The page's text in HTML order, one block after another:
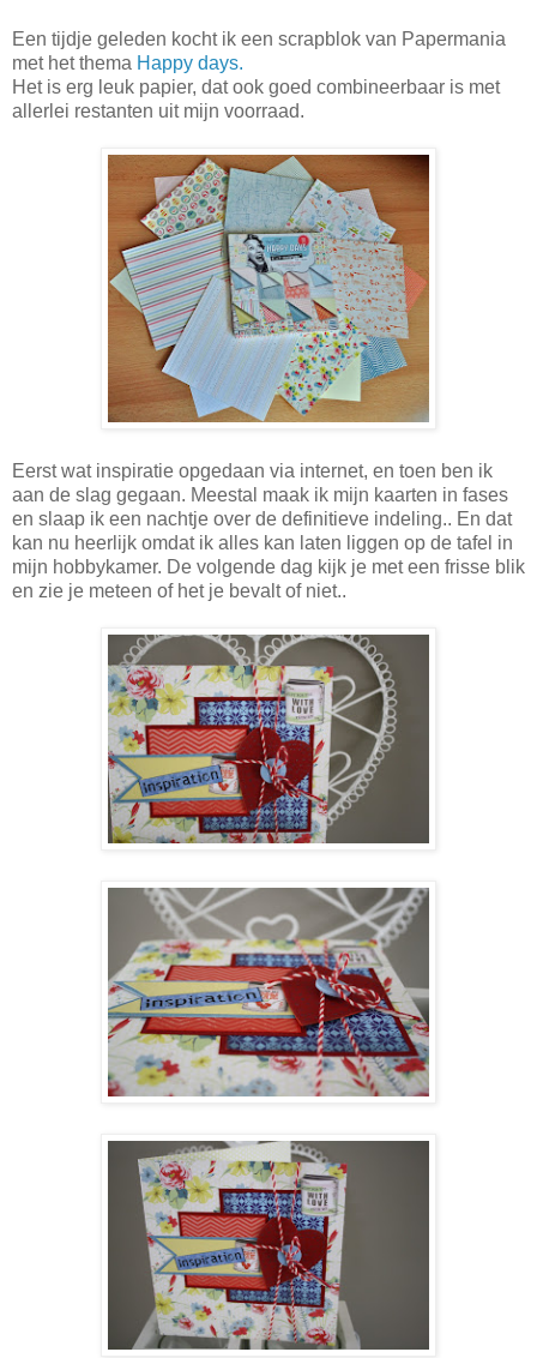
Een tijdje geleden kocht ik een scrapblok van Papermania
met het thema Happy days.
Het is erg leuk papier, dat ook goed combineerbaar is met
allerlei restanten uit mijn voorraad.
Eerst wat inspiratie opgedaan via internet, en toen ben ik
aan de slag gegaan. Meestal maak ik mijn kaarten in fases
en slaap ik een nachtje over de definitieve indeling.. En dat
kan nu heerlijk omdat ik alles kan laten liggen op de tafel in
mijn hobbykamer. De volgende dag kijk je met een frisse blik
en zie je meteen of het je bevalt of niet..